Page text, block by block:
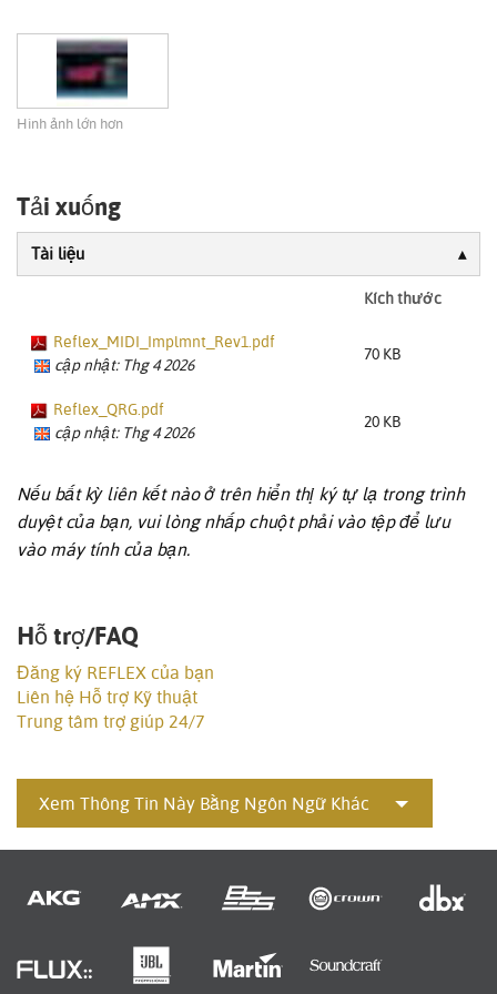
Hình ảnh lớn hơn
Tải xuống
Tài liệu
Kích thước
Reflex_MIDI_Implmnt_Rev1.pdf
cập nhật: Thg 4 2026
70 KB
Reflex_QRG.pdf
cập nhật: Thg 4 2026
20 KB
Nếu bất kỳ liên kết nào ở trên hiển thị ký tự lạ trong trình
duyệt của bạn, vui lòng nhấp chuột phải vào tệp để lưu
vào máy tính của bạn.
Hỗ trợ/FAQ
Đăng ký REFLEX của bạn
Liên hệ Hỗ trợ Kỹ thuật
Trung tâm trợ giúp 24/7
Xem Thông Tin Này Bằng Ngôn Ngữ Khác